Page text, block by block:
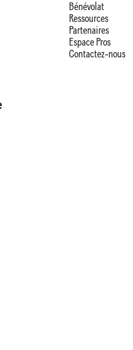
que CIRCA mémorise et utilise
envoyer sa lettre d’informations.
Bénévolat
Ressources
Partenaires
Espace Pros
Contactez-nous